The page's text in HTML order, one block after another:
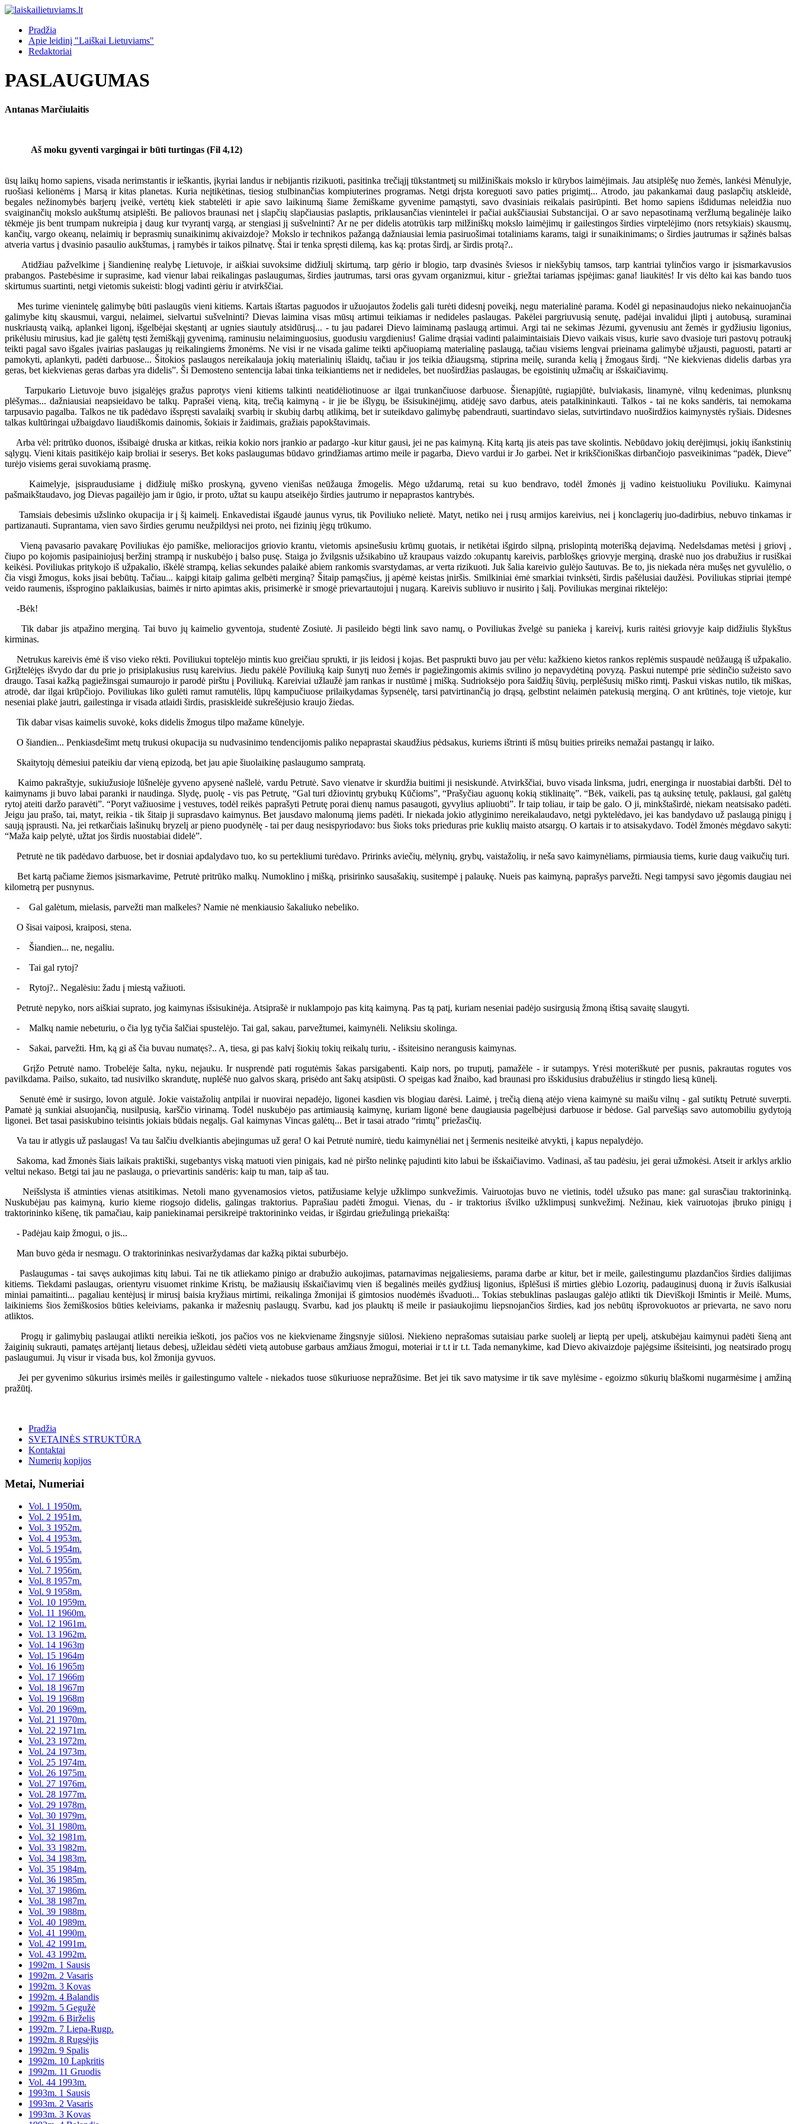
Pradžia
Apie leidinį "Laiškai Lietuviams"
Redaktoriai
PASLAUGUMAS
Antanas Marčiulaitis
Aš moku gyventi vargingai ir būti turtingas (Fil 4,12)
ūsų laikų homo sapiens, visada nerimstantis ir ieškantis, įkyriai landus ir nebijantis rizikuoti, pasitinka trečiąjį tūkstantmetį su milžiniškais mokslo ir kūrybos laimėjimais. Jau atsiplėšę nuo žemės, lankėsi Mėnulyje,
ruošiasi kelionėms į Marsą ir kitas planetas. Kuria neįtikėtinas, tiesiog stulbinančias kompiuterines programas. Netgi drįsta koreguoti savo paties prigimtį... Atrodo, jau pakankamai daug paslapčių atskleidė,
begales nežinomybės barjerų įveikė, vertėtų kiek stabtelėti ir apie savo laikinumą šiame žemiškame gyvenime pamąstyti, savo dvasiniais reikalais pasirūpinti. Bet homo sapiens išdidumas neleidžia nuo
svaiginančių mokslo aukštumų atsiplėšti. Be paliovos braunasi net į slapčių slapčiausias paslaptis, priklausančias vienintelei ir pačiai aukščiausiai Substancijai. O ar savo nepasotinamą veržlumą begalinėje laiko
tėkmėje jis bent trumpam nukreipia į daug kur tvyrantį vargą, ar stengiasi jį sušvelninti? Ar ne per didelis atotrūkis tarp milžiniškų mokslo laimėjimų ir gailestingos širdies virptelėjimo (nors retsykiais) skausmų,
kančių, vargo okeanų, nelaimių ir beprasmių sunaikinimų akivaizdoje? Mokslo ir technikos pažangą dažniausiai lemia pasiruošimai totaliniams karams, taigi ir sunaikinimams; o širdies jautrumas ir sąžinės balsas
atveria vartus į dvasinio pasaulio aukštumas, į ramybės ir taikos pilnatvę. Štai ir tenka spręsti dilemą, kas ką: protas širdį, ar širdis protą?..
Atidžiau pažvelkime į šiandieninę realybę Lietuvoje, ir aiškiai suvoksime didžiulį skirtumą, tarp gėrio ir blogio, tarp dvasinės šviesos ir niekšybių tamsos, tarp kantriai tylinčios vargo ir įsismarkavusios
prabangos. Pastebėsime ir suprasime, kad vienur labai reikalingas paslaugumas, širdies jautrumas, tarsi oras gyvam organizmui, kitur - griežtai tariamas įspėjimas: gana! liaukitės! Ir vis dėlto kai kas bando tuos
skirtumus suartinti, netgi vietomis sukeisti: blogį vadinti gėriu ir atvirkščiai.
Mes turime vienintelę galimybę būti paslaugūs vieni kitiems. Kartais ištartas paguodos ir užuojautos žodelis gali turėti didesnį poveikį, negu materialinė parama. Kodėl gi nepasinaudojus nieko nekainuojančia
galimybe kitų skausmui, vargui, nelaimei, sielvartui sušvelninti? Dievas laimina visas mūsų artimui teikiamas ir nedideles paslaugas. Pakėlei pargriuvusią senutę, padėjai invalidui įlipti į autobusą, suraminai
nuskriaustą vaiką, aplankei ligonį, išgelbėjai skęstantį ar ugnies siautuly atsidūrusį... - tu jau padarei Dievo laiminamą paslaugą artimui. Argi tai ne sekimas Jėzumi, gyvenusiu ant žemės ir gydžiusiu ligonius,
prikėlusiu mirusius, kad jie galėtų tęsti žemiškąjį gyvenimą, raminusiu nelaiminguosius, guodusiu vargdienius! Galime drąsiai vadinti palaimintaisiais Dievo vaikais visus, kurie savo dvasioje turi pastovų potraukį
teikti pagal savo išgales įvairias paslaugas jų reikalingiems žmonėms. Ne visi ir ne visada galime teikti apčiuopiamą materialinę paslaugą, tačiau visiems lengvai prieinama galimybė užjausti, paguosti, patarti ar
pamokyti, aplankyti, padėti darbuose... Šitokios paslaugos nereikalauja jokių materialinių išlaidų, tačiau ir jos teikia džiaugsmą, stiprina meilę, suranda kelią į žmogaus širdį. “Ne kiekvienas didelis darbas yra
geras, bet kiekvienas geras darbas yra didelis”. Ši Demosteno sentencija labai tinka teikiantiems net ir nedideles, bet nuoširdžias paslaugas, be egoistinių užmačių ar išskaičiavimų.
Tarpukario Lietuvoje buvo įsigalėjęs gražus paprotys vieni kitiems talkinti neatidėliotinuose ar ilgai trunkančiuose darbuose. Šienapjūtė, rugiapjūtė, bulviakasis, linamynė, vilnų kedenimas, plunksnų
plėšymas... dažniausiai neapsieidavo be talkų. Paprašei vieną, kitą, trečią kaimyną - ir jie be išlygų, be išsisukinėjimų, atidėję savo darbus, ateis patalkininkauti. Talkos - tai ne koks sandėris, tai nemokama
tarpusavio pagalba. Talkos ne tik padėdavo išspręsti savalaikį svarbių ir skubių darbų atlikimą, bet ir suteikdavo galimybę pabendrauti, suartindavo sielas, sutvirtindavo nuoširdžios kaimynystės ryšiais. Didesnes
talkas kultūringai užbaigdavo liaudiškomis dainomis, šokiais ir žaidimais, gražiais papokštavimais.
Arba vėl: pritrūko duonos, išsibaigė druska ar kitkas, reikia kokio nors įrankio ar padargo -kur kitur gausi, jei ne pas kaimyną. Kitą kartą jis ateis pas tave skolintis. Nebūdavo jokių derėjimųsi, jokių išankstinių
sąlygų. Vieni kitais pasitikėjo kaip broliai ir seserys. Bet koks paslaugumas būdavo grindžiamas artimo meile ir pagarba, Dievo vardui ir Jo garbei. Net ir krikščioniškas dirbančiojo pasveikinimas “padėk, Dieve”
turėjo visiems gerai suvokiamą prasmę.
Kaimelyje, įsispraudusiame į didžiulę miško proskyną, gyveno vienišas neūžauga žmogelis. Mėgo uždarumą, retai su kuo bendravo, todėl žmonės jį vadino keistuoliuku Poviliuku. Kaimynai
pašmaikštaudavo, jog Dievas pagailėjo jam ir ūgio, ir proto, užtat su kaupu atseikėjo širdies jautrumo ir nepaprastos kantrybės.
Tamsiais debesimis užslinko okupacija ir į šį kaimelį. Enkavedistai išgaudė jaunus vyrus, tik Poviliuko nelietė. Matyt, netiko nei į rusų armijos kareivius, nei į konclagerių juo-dadirbius, nebuvo tinkamas ir
partizanauti. Suprantama, vien savo širdies gerumu neužpildysi nei proto, nei fizinių jėgų trūkumo.
Vieną pavasario pavakarę Poviliukas ėjo pamiške, melioracijos griovio krantu, vietomis apsinešusiu krūmų guotais, ir netikėtai išgirdo silpną, prislopintą moterišką dejavimą. Nedelsdamas metėsi į griovį ,
čiupo po kojomis pasipainiojusį beržinį strampą ir nuskubėjo į balso pusę. Staiga jo žvilgsnis užsikabino už kraupaus vaizdo :okupantų kareivis, parbloškęs griovyje merginą, draskė nuo jos drabužius ir rusiškai
keikėsi. Poviliukas pritykojo iš užpakalio, iškėlė strampą, kelias sekundes palaikė abiem rankomis svarstydamas, ar verta rizikuoti. Juk šalia kareivio gulėjo šautuvas. Be to, jis niekada nėra mušęs net gyvulėlio, o
čia visgi žmogus, koks jisai bebūtų. Tačiau... kaipgi kitaip galima gelbėti merginą? Šitaip pamąsčius, jį apėmė keistas įniršis. Smilkiniai ėmė smarkiai tvinksėti, širdis pašėlusiai daužėsi. Poviliukas stipriai įtempė
veido raumenis, išsprogino paklaikusias, baimės ir nirto apimtas akis, prisimerkė ir smogė prievartautojui į nugarą. Kareivis subliuvo ir nusirito į šalį. Poviliukas merginai riktelėjo:
-Bėk!
Tik dabar jis atpažino merginą. Tai buvo jų kaimelio gyventoja, studentė Zosiutė. Ji pasileido bėgti link savo namų, o Poviliukas žvelgė su panieka į kareivį, kuris raitėsi griovyje kaip didžiulis šlykštus
kirminas.
Netrukus kareivis ėmė iš viso vieko rėkti. Poviliukui toptelėjo mintis kuo greičiau sprukti, ir jis leidosi į kojas. Bet pasprukti buvo jau per vėlu: kažkieno kietos rankos replėmis suspaudė neūžaugą iš užpakalio.
Grįžtelėjęs išvydo dar du prie jo prisiplakusius rusų kareivius. Jiedu pakėlė Poviliuką kaip šunytį nuo žemės ir pagiežingomis akimis svilino jo nepavydėtiną povyzą. Paskui nutempė prie sėdinčio sužeisto savo
draugo. Tasai kažką pagiežinsgai sumaurojo ir parodė pirštu į Poviliuką. Kareiviai užlaužė jam rankas ir nustūmė į mišką. Sudrioksėjo pora šaidžių šūvių, perplėšusių miško rimtį. Paskui viskas nutilo, tik miškas,
atrodė, dar ilgai krūpčiojo. Poviliukas liko gulėti ramut ramutėlis, lūpų kampučiuose prilaikydamas šypsenėlę, tarsi patvirtinančią jo drąsą, gelbstint nelaimėn patekusią merginą. O ant krūtinės, toje vietoje, kur
neseniai plakė jautri, gailestinga ir visada atlaidi širdis, prasiskleidė sukrešėjusio kraujo žiedas.
Tik dabar visas kaimelis suvokė, koks didelis žmogus tilpo mažame kūnelyje.
O šiandien... Penkiasdešimt metų trukusi okupacija su nudvasinimo tendencijomis paliko nepaprastai skaudžius pėdsakus, kuriems ištrinti iš mūsų buities prireiks nemažai pastangų ir laiko.
Skaitytojų dėmesiui pateikiu dar vieną epizodą, bet jau apie šiuolaikinę paslaugumo sampratą.
Kaimo pakraštyje, sukiužusioje lūšnelėje gyveno apysenė našlelė, vardu Petrutė. Savo vienatve ir skurdžia buitimi ji nesiskundė. Atvirkščiai, buvo visada linksma, judri, energinga ir nuostabiai darbšti. Dėl to
kaimynams ji buvo labai paranki ir naudinga. Slydę, puolę - vis pas Petrutę, “Gal turi džiovintų grybukų Kūčioms”, “Prašyčiau aguonų kokią stiklinaitę”. “Bėk, vaikeli, pas tą auksinę tetulę, paklausi, gal galėtų
rytoj ateiti daržo paravėti”. “Poryt važiuosime į vestuves, todėl reikės paprašyti Petrutę porai dienų namus pasaugoti, gyvylius apliuobti”. Ir taip toliau, ir taip be galo. O ji, minkštaširdė, niekam neatsisako padėti.
Jeigu jau prašo, tai, matyt, reikia - tik šitaip ji suprasdavo kaimynus. Bet jausdavo malonumą jiems padėti. Ir niekada jokio atlyginimo nereikalaudavo, netgi pyktelėdavo, jei kas bandydavo už paslaugą pinigų į
saują įsprausti. Na, jei retkarčiais lašinukų bryzelį ar pieno puodynėlę - tai per daug nesispyriodavo: bus šioks toks prieduras prie kuklių maisto atsargų. O kartais ir to atsisakydavo. Todėl žmonės mėgdavo sakyti:
“Maža kaip pelytė, užtat jos širdis nuostabiai didelė”.
Petrutė ne tik padėdavo darbuose, bet ir dosniai apdalydavo tuo, ko su pertekliumi turėdavo. Pririnks aviečių, mėlynių, grybų, vaistažolių, ir neša savo kaimynėliams, pirmiausia tiems, kurie daug vaikučių turi.
Bet kartą pačiame žiemos įsismarkavime, Petrutė pritrūko malkų. Numoklino į mišką, prisirinko sausašakių, susitempė į palaukę. Nueis pas kaimyną, paprašys parvežti. Negi tampysi savo jėgomis daugiau nei
kilometrą per pusnynus.
- Gal galėtum, mielasis, parvežti man malkeles? Namie nė menkiausio šakaliuko nebeliko.
O šisai vaiposi, kraiposi, stena.
- Šiandien... ne, negaliu.
- Tai gal rytoj?
- Rytoj?.. Negalėsiu: žadu į miestą važiuoti.
Petrutė nepyko, nors aiškiai suprato, jog kaimynas išsisukinėja. Atsiprašė ir nuklampojo pas kitą kaimyną. Pas tą patį, kuriam neseniai padėjo susirgusią žmoną ištisą savaitę slaugyti.
- Malkų namie nebeturiu, o čia lyg tyčia šalčiai spustelėjo. Tai gal, sakau, parvežtumei, kaimynėli. Neliksiu skolinga.
- Sakai, parvežti. Hm, ką gi aš čia buvau numatęs?.. A, tiesa, gi pas kalvį šiokių tokių reikalų turiu, - išsiteisino nerangusis kaimynas.
Grįžo Petrutė namo. Trobelėje šalta, nyku, nejauku. Ir nusprendė pati rogutėmis šakas parsigabenti. Kaip nors, po truputį, pamažėle - ir sutampys. Yrėsi moteriškutė per pusnis, pakrautas rogutes vos
pavilkdama. Pailso, sukaito, tad nusivilko skrandutę, nuplėšė nuo galvos skarą, prisėdo ant šakų atsipūsti. O speigas kad žnaibo, kad braunasi pro išskidusius drabužėlius ir stingdo liesą kūnelį.
Senutė ėmė ir susirgo, lovon atgulė. Jokie vaistažolių antpilai ir nuovirai nepadėjo, ligonei kasdien vis blogiau darėsi. Laimė, į trečią dieną atėjo viena kaimynė su maišu vilnų - gal sutiktų Petrutė suverpti.
Pamatė ją sunkiai alsuojančią, nusilpusią, karščio virinamą. Todėl nuskubėjo pas artimiausią kaimynę, kuriam ligonė bene daugiausia pagelbėjusi darbuose ir bėdose. Gal parvešiąs savo automobiliu gydytoją
ligonei. Bet tasai pasiskubino teisintis jokiais būdais negalįs. Gal kaimynas Vincas galėtų... Bet ir tasai atrado “rimtų” priežasčių.
Va tau ir atlygis už paslaugas! Va tau šalčiu dvelkiantis abejingumas už gera! O kai Petrutė numirė, tiedu kaimynėliai net į šermenis nesiteikė atvykti, į kapus nepalydėjo.
Sakoma, kad žmonės šiais laikais praktiški, sugebantys viską matuoti vien pinigais, kad nė piršto nelinkę pajudinti kito labui be išskaičiavimo. Vadinasi, aš tau padėsiu, jei gerai užmokėsi. Atseit ir arklys arklio
veltui nekaso. Betgi tai jau ne paslauga, o prievartinis sandėris: kaip tu man, taip aš tau.
Neišslysta iš atminties vienas atsitikimas. Netoli mano gyvenamosios vietos, patižusiame kelyje užklimpo sunkvežimis. Vairuotojas buvo ne vietinis, todėl užsuko pas mane: gal surasčiau traktorininką.
Nuskubėjau pas kaimyną, kurio kieme riogsojo didelis, galingas traktorius. Paprašiau padėti žmogui. Vienas, du - ir traktorius išvilko užklimpusį sunkvežimį. Nežinau, kiek vairuotojas įbruko pinigų į
traktorininko kišenę, tik pamačiau, kaip paniekinamai persikreipė traktorininko veidas, ir išgirdau griežulingą priekaištą:
- Padėjau kaip žmogui, o jis...
Man buvo gėda ir nesmagu. O traktorininkas nesivaržydamas dar kažką piktai suburbėjo.
Paslaugumas - tai savęs aukojimas kitų labui. Tai ne tik atliekamo pinigo ar drabužio aukojimas, patarnavimas neįgaliesiems, parama darbe ar kitur, bet ir meile, gailestingumu plazdančios širdies dalijimas
kitiems. Tiekdami paslaugas, orientyru visuomet rinkime Kristų, be mažiausių išskaičiavimų vien iš begalinės meilės gydžiusį ligonius, išplėšusi iš mirties glėbio Lozorių, padauginusį duoną ir žuvis išalkusiai
miniai pamaitinti... pagaliau kentėjusį ir mirusį baisia kryžiaus mirtimi, reikalinga žmonijai iš gimtosios nuodėmės išvaduoti... Tokias stebuklinas paslaugas galėjo atlikti tik Dieviškoji Išmintis ir Meilė. Mums,
laikiniems šios žemiškosios būties keleiviams, pakanka ir mažesnių paslaugų. Svarbu, kad jos plauktų iš meile ir pasiaukojimu liepsnojančios širdies, kad jos nebūtų išprovokuotos ar prievarta, ne savo noru
atliktos.
Progų ir galimybių paslaugai atlikti nereikia ieškoti, jos pačios vos ne kiekviename žingsnyje siūlosi. Niekieno neprašomas sutaisiau parke suolelį ar lieptą per upelį, atskubėjau kaimynui padėti šieną ant
žaiginių sukrauti, pamatęs artėjantį lietaus debesį, užleidau sėdėti vietą autobuse garbaus amžiaus žmogui, moteriai ir t.t ir t.t. Tada nemanykime, kad Dievo akivaizdoje pajėgsime išsiteisinti, jog neatsirado progų
paslaugumui. Jų visur ir visada bus, kol žmonija gyvuos.
Jei per gyvenimo sūkurius irsimės meilės ir gailestingumo valtele - niekados tuose sūkuriuose nepražūsime. Bet jei tik savo matysime ir tik save mylėsime - egoizmo sūkurių blaškomi nugarmėsime į amžiną
pražūtį.
Pradžia
SVETAINĖS STRUKTŪRA
Kontaktai
Numerių kopijos
Metai, Numeriai
Vol. 1 1950m.
Vol. 2 1951m.
Vol. 3 1952m.
Vol. 4 1953m.
Vol. 5 1954m.
Vol. 6 1955m.
Vol. 7 1956m.
Vol. 8 1957m.
Vol. 9 1958m.
Vol. 10 1959m.
Vol. 11 1960m.
Vol. 12 1961m.
Vol. 13 1962m.
Vol. 14 1963m
Vol. 15 1964m
Vol. 16 1965m
Vol. 17 1966m
Vol. 18 1967m
Vol. 19 1968m
Vol. 20 1969m.
Vol. 21 1970m.
Vol. 22 1971m.
Vol. 23 1972m.
Vol. 24 1973m.
Vol. 25 1974m.
Vol. 26 1975m.
Vol. 27 1976m.
Vol. 28 1977m.
Vol. 29 1978m.
Vol. 30 1979m.
Vol. 31 1980m.
Vol. 32 1981m.
Vol. 33 1982m.
Vol. 34 1983m.
Vol. 35 1984m.
Vol. 36 1985m.
Vol. 37 1986m.
Vol. 38 1987m.
Vol. 39 1988m.
Vol. 40 1989m.
Vol. 41 1990m.
Vol. 42 1991m.
Vol. 43 1992m.
1992m. 1 Sausis
1992m. 2 Vasaris
1992m. 3 Kovas
1992m. 4 Balandis
1992m. 5 Gegužė
1992m. 6 Birželis
1992m. 7 Liepa-Rugp.
1992m. 8 Rugsėjis
1992m. 9 Spalis
1992m. 10 Lapkritis
1992m. 11 Gruodis
Vol. 44 1993m.
1993m. 1 Sausis
1993m. 2 Vasaris
1993m. 3 Kovas